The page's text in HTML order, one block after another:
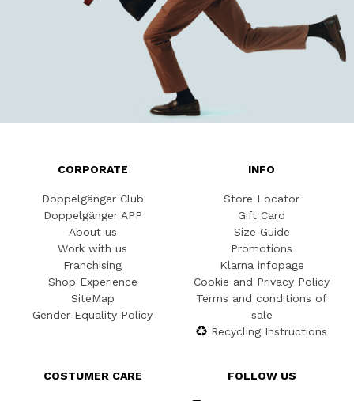
CORPORATE
Doppelgänger Club
Doppelgänger APP
About us
Work with us
Franchising
Shop Experience
SiteMap
Gender Equality Policy
INFO
Store Locator
Gift Card
Size Guide
Promotions
Klarna infopage
Cookie and Privacy Policy
Terms and conditions of
sale
Recycling Instructions
COSTUMER CARE FOLLOW US